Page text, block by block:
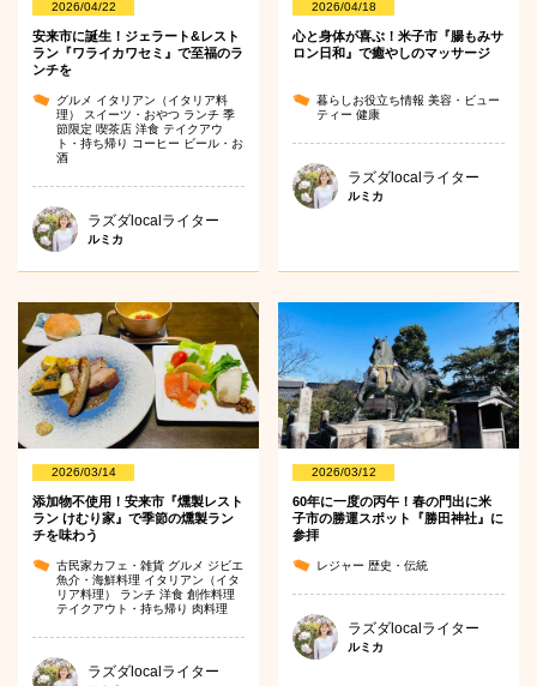
2026/04/22
安来市に誕生！ジェラート&レスト
ラン『ワライカワセミ』で至福のラ
ンチを
グルメ イタリアン（イタリア料
理） スイーツ・おやつ ランチ 季
節限定 喫茶店 洋食 テイクアウ
ト・持ち帰り コーヒー ビール・お
酒
ラズダlocalライター
ルミカ
2026/04/18
心と身体が喜ぶ！米子市『腸もみサ
ロン日和』で癒やしのマッサージ
暮らしお役立ち情報美容・ビュー
ティー健康
ラズダlocalライター
ルミカ
2026/03/14
添加物不使用！安来市『燻製レスト
ラン けむり家』で季節の燻製ラン
チを味わう
古民家カフェ・雑貨 グルメ ジビエ
魚介・海鮮料理 イタリアン（イタ
リア料理） ランチ 洋食 創作料理
テイクアウト・持ち帰り 肉料理
ラズダlocalライター
2026/03/12
60年に一度の丙午！春の門出に米
子市の勝運スポット『勝田神社』に
参拝
レジャー 歴史・伝統
ラズダlocalライター
ルミカ